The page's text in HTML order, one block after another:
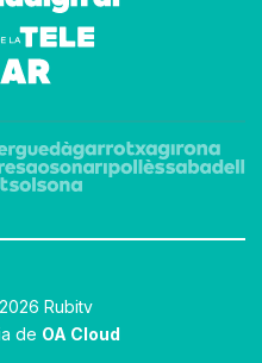
Rubitv
de OA Cloud